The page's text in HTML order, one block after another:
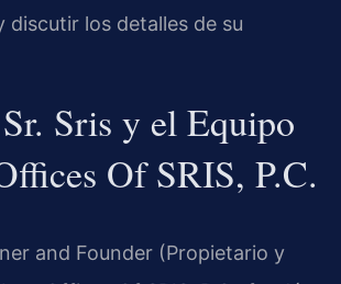
discutir los detalles de su
Sris y el Equipo
Of SRIS, P.C.
and Founder (Propietario y